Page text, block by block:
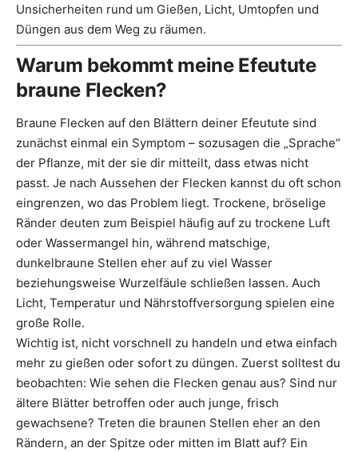
Unsicherheiten rund um Gießen, Licht, Umtopfen und
Düngen aus dem Weg zu räumen.
Warum bekommt meine Efeutute
braune Flecken?
Braune Flecken auf den Blättern deiner Efeutute sind
zunächst einmal ein Symptom – sozusagen die „Sprache“
der Pflanze, mit der sie dir mitteilt, dass etwas nicht
passt. Je nach Aussehen der Flecken kannst du oft schon
eingrenzen, wo das Problem liegt. Trockene, bröselige
Ränder deuten zum Beispiel häufig auf zu trockene Luft
oder Wassermangel hin, während matschige,
dunkelbraune Stellen eher auf zu viel Wasser
beziehungsweise Wurzelfäule schließen lassen. Auch
Licht, Temperatur und Nährstoffversorgung spielen eine
große Rolle.
Wichtig ist, nicht vorschnell zu handeln und etwa einfach
mehr zu gießen oder sofort zu düngen. Zuerst solltest du
beobachten: Wie sehen die Flecken genau aus? Sind nur
ältere Blätter betroffen oder auch junge, frisch
gewachsene? Treten die braunen Stellen eher an den
Rändern, an der Spitze oder mitten im Blatt auf? Ein